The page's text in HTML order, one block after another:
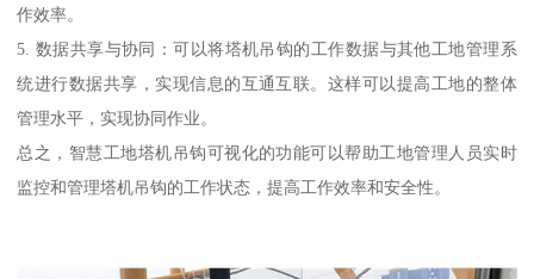
作效率。
5. 数据共享与协同：可以将塔机吊钩的工作数据与其他工地管理系
统进行数据共享，实现信息的互通互联。这样可以提高工地的整体
管理水平，实现协同作业。
总之，智慧工地塔机吊钩可视化的功能可以帮助工地管理人员实时
监控和管理塔机吊钩的工作状态，提高工作效率和安全性。